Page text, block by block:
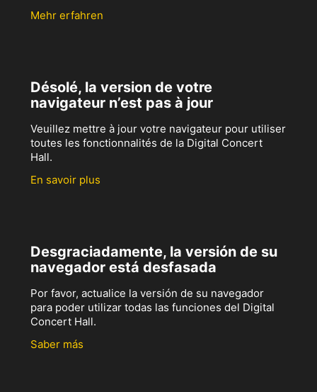
Mehr erfahren
Désolé, la version de votre
navigateur n’est pas à jour
Veuillez mettre à jour votre navigateur pour utiliser
toutes les fonctionnalités de la Digital Concert
Hall.
En savoir plus
Desgraciadamente, la versión de su
navegador está desfasada
Por favor, actualice la versión de su navegador
para poder utilizar todas las funciones del Digital
Concert Hall.
Saber más